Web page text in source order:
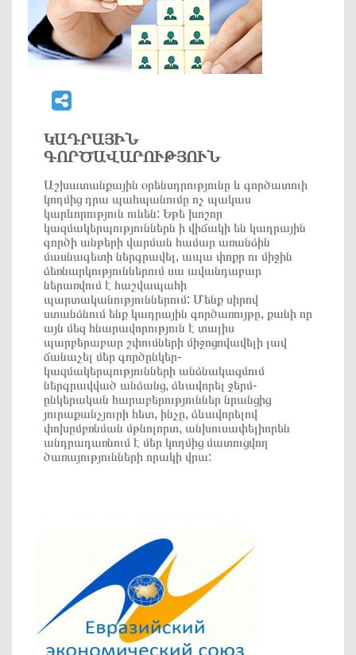
ԿԱԴՐԱՅԻՆ
ԳՈՐԾԱՎԱՐՈՒԹՅՈՒՆ
Աշխատանքային օրենսդրությունը և գործատուի
կողմից դրա պահպանումը ոչ պակաս
կարևորություն ունեն: Եթե խոշոր
կազմակերպություններն ի վիճակի են կադրային
գործի անթերի վարման համար առանձին
մասնագետի ներգրավել, ապա փոքր ու միջին
ձեռնարկություններում սա ավանդաբար
ներառվում է հաշվապահի
պարտականություններում: Մենք սիրով
ստանձնում ենք կադրային գործառույթը, քանի որ
այն մեզ հնարավորություն է տալիս
պարբերաբար շփումների միջոցովավելի լավ
ճանաչել մեր գործընկեր-
կազմակերպությունների անձնակազմում
ներգրավված անձանց, ձևավորել ջերմ-
ընկերական հարաբերություններ նրանցից
յուրաքանչյուրի հետ, ինչը, ձևավորելով
փոխըմբռնման մթնոլորտ, անխուսափելիորեն
անդրադառնում է մեր կողմից մատուցվող
ծառայությունների որակի վրա: